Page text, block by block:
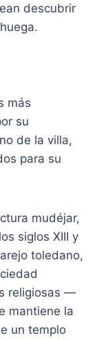
descubrir
más
su
de la villa,
para su
mudéjar,
siglos XIII y
toledano,
religiosas —
mantiene la
un templo